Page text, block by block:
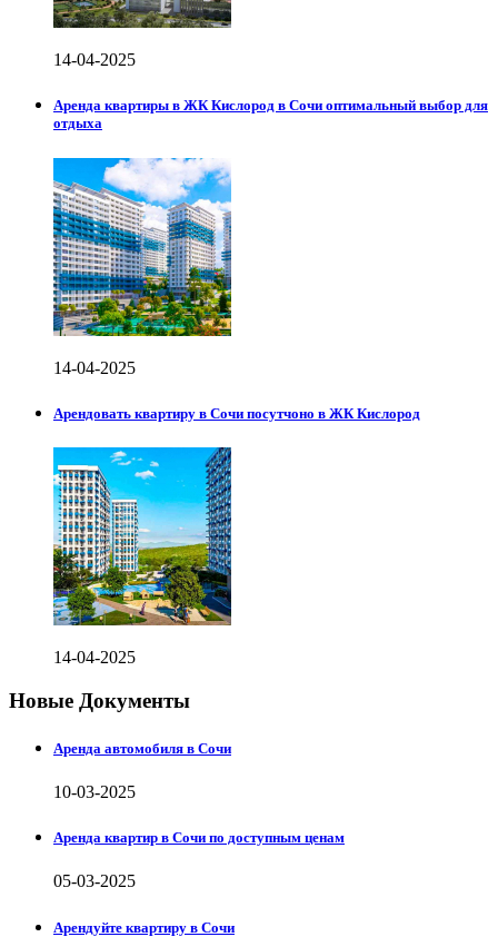
14-04-2025
Аренда квартиры в ЖК Кислород в Сочи оптимальный выбор для
отдыха
14-04-2025
Арендовать квартиру в Сочи посутчоно в ЖК Кислород
14-04-2025
Новые Документы
Аренда автомобиля в Сочи
10-03-2025
Аренда квартир в Сочи по доступным ценам
05-03-2025
Арендуйте квартиру в Сочи